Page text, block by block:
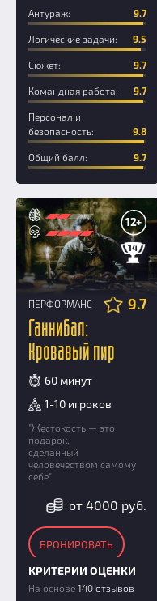
Антураж:
9.7
Логические задачи: 9.5
Сюжет: 9.7
Командная работа: 9.7
Персонал и
безопасность:
9.8
Общий балл: 9.7
14
12+
ПЕРФОРМАНС 9.7
Ганнибал:
Кровавый пир
60 минут
1-10 игроков
"Жестокость — это
подарок,
сделанный
человечеством самому
себе"
от 4000 руб.
БРОНИРОВАТЬ
КРИТЕРИИ ОЦЕНКИ
На основе 140 отзывов